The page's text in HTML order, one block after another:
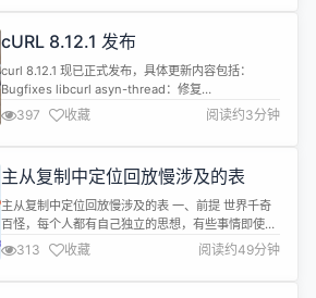
文档系统，那么 MrDoc 觅思文档值得一试。 MrDoc
Markdown 和富文本进行「普通文档」的...
cURL 8.12.1 发布
curl 8.12.1 现已正式发布，具体更新内容包括：
Bugfixes libcurl asyn-thread：修复
CURL_DISABLE_SOCKETPAIR构建 asyn-thread：
修复 Curl_resolver_getsock 返回的位掩码
imap/pop3/smtp：TLS 升级修复 放弃对 0.9.0 之
397 收藏 阅读约3分钟
主从复制中定位回放慢涉及的表
主从复制中定位回放慢涉及的表 一、前提 世界千奇
百怪，每个人都有自己独立的思想，有些事情即使你
附耳告知，也可能如风般吹过，进而消逝，为了性能
为了不延迟，表要加索引嘛，然而在某业务场景，业
务表数千张，无索引的表几百张，这些表都是上百万
313 收藏 阅读约49分钟